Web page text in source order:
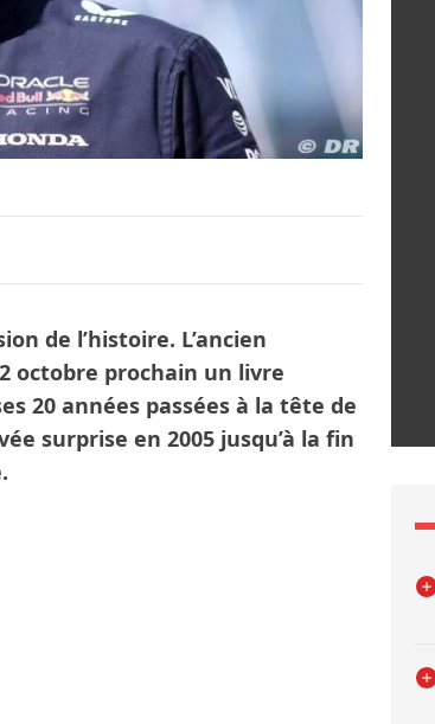
de l’histoire. L’ancien
octobre prochain un livre
20 années passées à la tête de
surprise en 2005 jusqu’à la fin